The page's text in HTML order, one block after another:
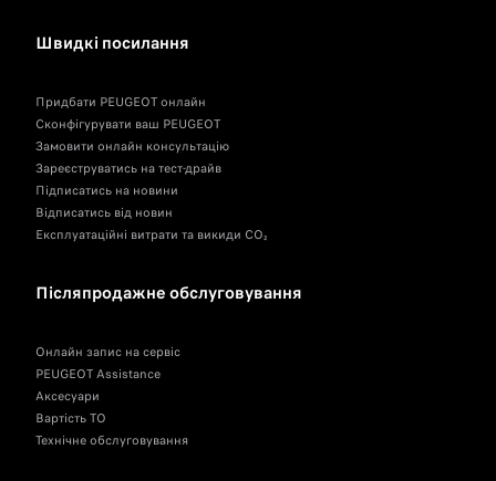
Швидкі посилання
Придбати PEUGEOT онлайн
Сконфігурувати ваш PEUGEOT
Замовити онлайн консультацію
Зареєструватись на тест-драйв
Підписатись на новини
Відписатись від новин
Експлуатаційні витрати та викиди CO₂
Післяпродажне обслуговування
Онлайн запис на сервіс
PEUGEOT Assistance
Аксесуари
Вартість ТО
Технічне обслуговування